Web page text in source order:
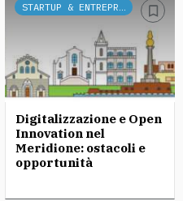
STARTUP & ENTREPRENEURSHIP
Digitalizzazione e Open
Innovation nel
Meridione: ostacoli e
opportunità